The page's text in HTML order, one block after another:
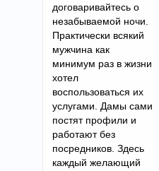
договаривайтесь о
незабываемой ночи.
Практически всякий
мужчина как
минимум раз в жизни
хотел
воспользоваться их
услугами. Дамы сами
постят профили и
работают без
посредников. Здесь
каждый желающий